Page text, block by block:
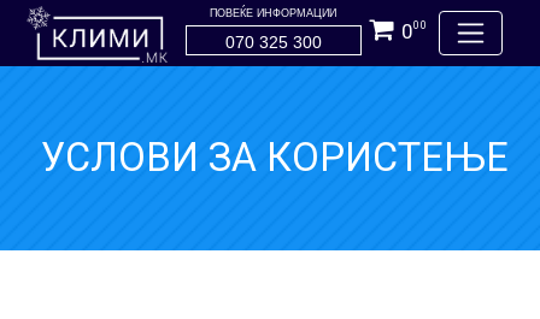
ПОВЕЌЕ ИНФОРМАЦИИ
070 325 300 000
УСЛОВИ ЗА КОРИСТЕЊЕ